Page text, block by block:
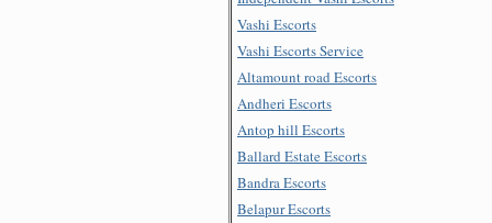
Vashi Escorts
Vashi Escorts Service
Altamount road Escorts
Andheri Escorts
Antop hill Escorts
Ballard Estate Escorts
Bandra Escorts
Belapur Escorts